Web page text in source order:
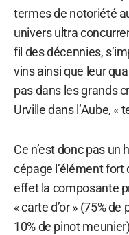
termes de notoriété
univers ultra
fil des décennies,
vins ainsi que leur
pas dans les grands
Urville dans l’Aube, «
Ce n’est donc pas un
cépage l’élément
effet la composante
« carte d’or » (75%
10% de pinot